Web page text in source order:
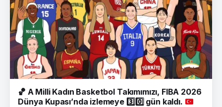
🏀 A Milli Kadın Basketbol Takımımızı, FIBA 2026
Dünya Kupası’nda izlemeye 3️⃣0️⃣gün kaldı.